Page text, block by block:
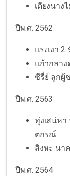
เตียงนาง
ปีพ.ศ. 2562
แรงเงา
แก้วกลาง
ซีรี่ย์ ลูกผู้
ปีพ.ศ. 2563
ทุ่งเสน่หา
ตกรณ์
สิงหะ นา
ปีพ.ศ. 2564